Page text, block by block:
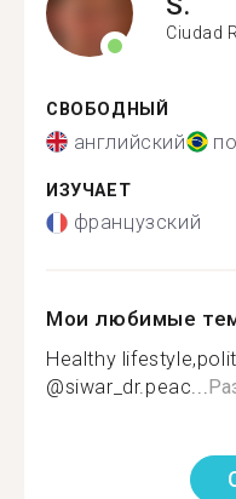
Ciudad
СВОБОДНЫЙ
английский
ИЗУЧАЕТ
французский
Мои любимые
Healthy
@siwar_dr.peac...